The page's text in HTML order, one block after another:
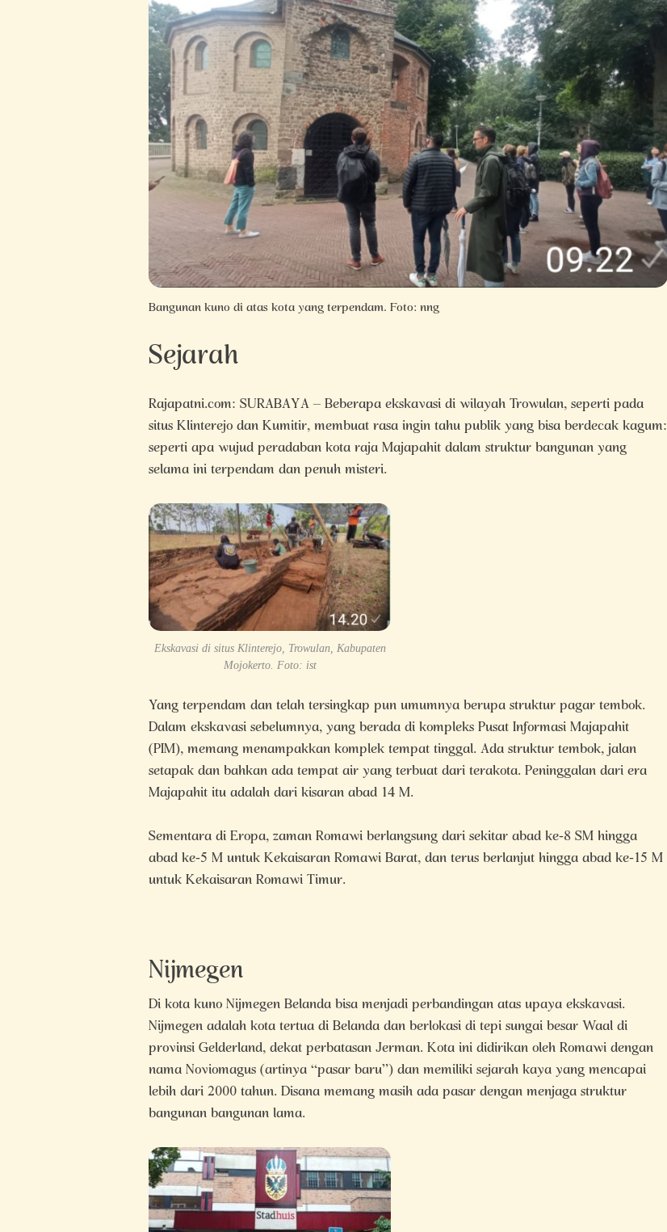
Bangunan kuno di atas kota yang terpendam. Foto: nng
Sejarah
Rajapatni.com: SURABAYA – Beberapa ekskavasi di wilayah Trowulan, seperti pada
situs Klinterejo dan Kumitir, membuat rasa ingin tahu publik yang bisa berdecak kagum:
seperti apa wujud peradaban kota raja Majapahit dalam struktur bangunan yang
selama ini terpendam dan penuh misteri.
Ekskavasi di situs Klinterejo, Trowulan, Kabupaten
Mojokerto. Foto: ist
Yang terpendam dan telah tersingkap pun umumnya berupa struktur pagar tembok.
Dalam ekskavasi sebelumnya, yang berada di kompleks Pusat Informasi Majapahit
(PIM), memang menampakkan komplek tempat tinggal. Ada struktur tembok, jalan
setapak dan bahkan ada tempat air yang terbuat dari terakota. Peninggalan dari era
Majapahit itu adalah dari kisaran abad 14 M.
Sementara di Eropa, zaman Romawi berlangsung dari sekitar abad ke-8 SM hingga
abad ke-5 M untuk Kekaisaran Romawi Barat, dan terus berlanjut hingga abad ke-15 M
untuk Kekaisaran Romawi Timur.
Nijmegen
Di kota kuno Nijmegen Belanda bisa menjadi perbandingan atas upaya ekskavasi.
Nijmegen adalah kota tertua di Belanda dan berlokasi di tepi sungai besar Waal di
provinsi Gelderland, dekat perbatasan Jerman. Kota ini didirikan oleh Romawi dengan
nama Noviomagus (artinya “pasar baru”) dan memiliki sejarah kaya yang mencapai
lebih dari 2000 tahun. Disana memang masih ada pasar dengan menjaga struktur
bangunan bangunan lama.